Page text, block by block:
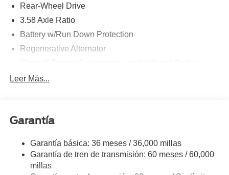
Rear-Wheel Drive
3.58 Axle Ratio
Battery w/Run Down Protection
Regenerative Alternator
Sway Control
Front And Rear Anti-Roll Bars
17.9 Gal. Fuel Tank
Quasi-Dual Stainless Steel Exhaust
Strut Front Suspension w/Coil Springs
Leer Más...
Garantía
Garantía básica: 36 meses / 36,000 millas
Garantía de tren de transmisión: 60 meses / 60,000
millas